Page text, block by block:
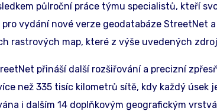
půlroční práce týmu specialistů, kteří
vydání nové verze geodatabáze StreetNet
rastrových map, které z výše uvedených
přináší další rozšiřování a precizní
než 335 tisíc kilometrů sítě, kdy každý úsek
i dalším 14 doplňkovým geografickým